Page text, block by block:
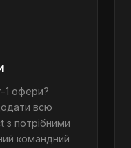
офери?
всю
з потрібними
командний